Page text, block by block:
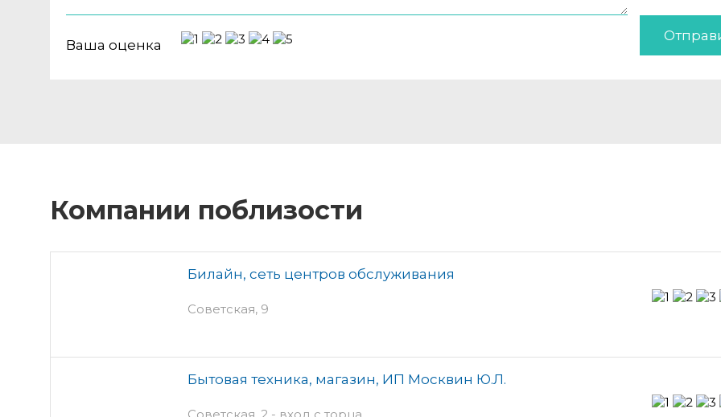
Ваша оценка
Компании поблизости
Билайн, сеть центров обслуживания
Советская, 9
Бытовая техника, магазин, ИП Москвин Ю.Л.
Советская, 2 - вход с торца